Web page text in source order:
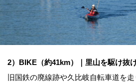
2）BIKE（約41km）｜里山を駆け抜
旧国鉄の廃線跡や久比岐自転車道を